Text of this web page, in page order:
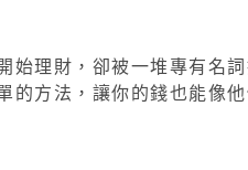
始理財，卻被一堆專有名
的方法，讓你的錢也能像